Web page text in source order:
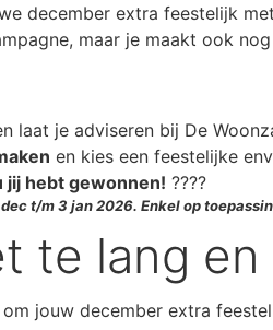
december extra feestelijk
maar je maakt ook
laat je adviseren bij De
en kies een feestelijke
jij hebt gewonnen! ????
t/m 3 jan 2026. Enkel op
te lang
jouw december extra